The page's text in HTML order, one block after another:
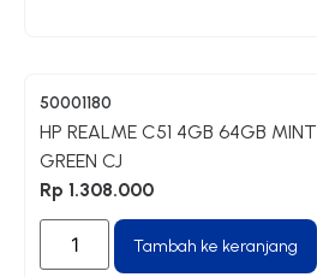
50001180
HP REALME C51 4GB 64GB MINT
GREEN CJ
Rp 1.308.000
Tambah ke keranjang